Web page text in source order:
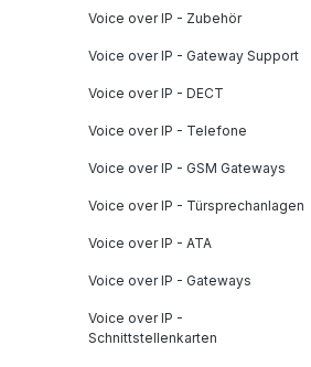
Voice over IP - Zubehör
Voice over IP - Gateway Support
Voice over IP - DECT
Voice over IP - Telefone
Voice over IP - GSM Gateways
Voice over IP - Türsprechanlagen
Voice over IP - ATA
Voice over IP - Gateways
Voice over IP -
Schnittstellenkarten